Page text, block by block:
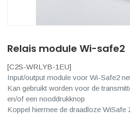
Relais module Wi-safe2
[C2S-WRLYB-1EU]
Input/output module voor Wi-Safe2
Kan gebruikt worden voor de
en/of een nooddrukknop
Koppel hiermee de draadloze WiSafe